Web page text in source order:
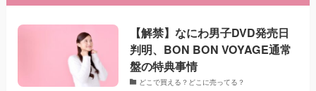
【解禁】なにわ男子DVD発売日
判明、BON BON VOYAGE通常
盤の特典事情
どこで買える？どこに売ってる？